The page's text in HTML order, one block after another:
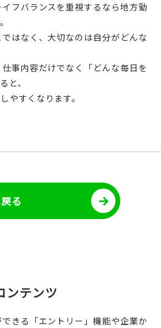
フバランスを重視するなら地方勤
はなく、大切なのは自分がどんな
事内容だけでなく「どんな毎日を
と、
やすくなります。
る
ンテンツ
きる「エントリー」機能や企業か